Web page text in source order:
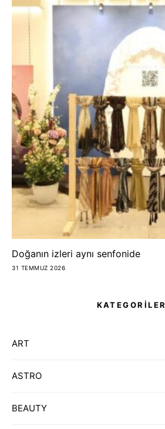
Doğanın izleri aynı senfonide
31 TEMMUZ 2026
KATEGORİLER
ART
ASTRO
BEAUTY